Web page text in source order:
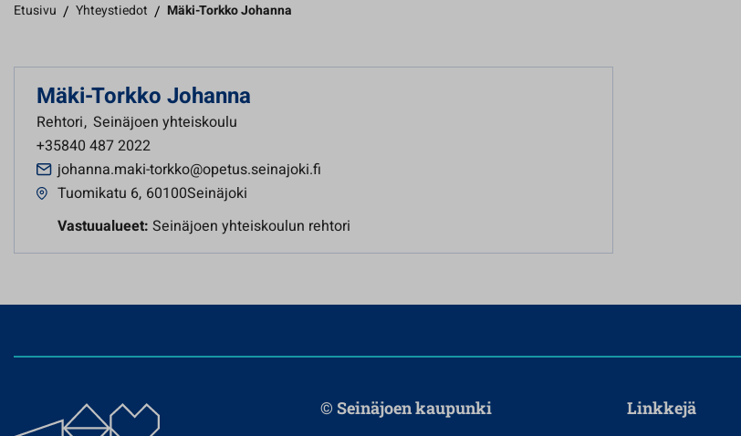
Etusivu / Yhteystiedot / Mäki-Torkko Johanna
Mäki-Torkko Johanna
Rehtori, Seinäjoen yhteiskoulu
+35840 487 2022
johanna.maki-torkko@opetus.seinajoki.fi
Tuomikatu 6, 60100Seinäjoki
Vastuualueet: Seinäjoen yhteiskoulun rehtori
© Seinäjoen kaupunki
Linkkejä